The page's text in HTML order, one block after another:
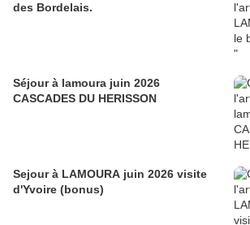
des Bordelais.
Séjour à lamoura juin 2026
CASCADES DU HERISSON
Sejour à LAMOURA juin 2026 visite
d'Yvoire (bonus)